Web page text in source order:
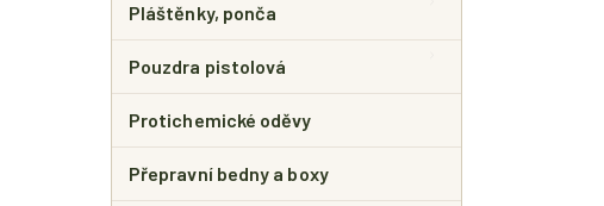
Pláštěnky, ponča
Pouzdra pistolová
Protichemické oděvy
Přepravní bedny a boxy